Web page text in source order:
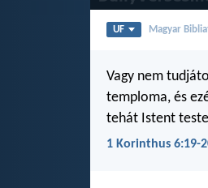
UF Magyar
Vagy nem
temploma, és
tehát Istent
1 Korinthus 6:19-